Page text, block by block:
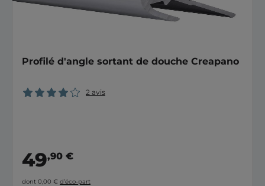
Profilé d'angle sortant de douche Creapano
2 avis
49,90 €
dont 0,00 € d’éco-part